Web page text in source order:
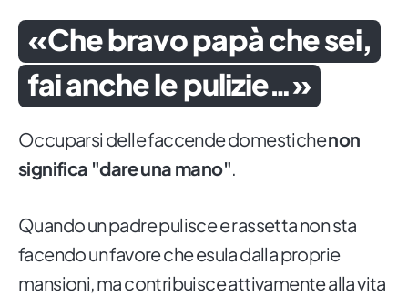
«Che bravo papà che sei,
fai anche le pulizie…»
Occuparsi delle faccende domestichenon
significa "dare una mano".
Quando un padre pulisce e rassetta non sta
facendo un favore che esula dalla proprie
mansioni, ma contribuisce attivamente alla vita